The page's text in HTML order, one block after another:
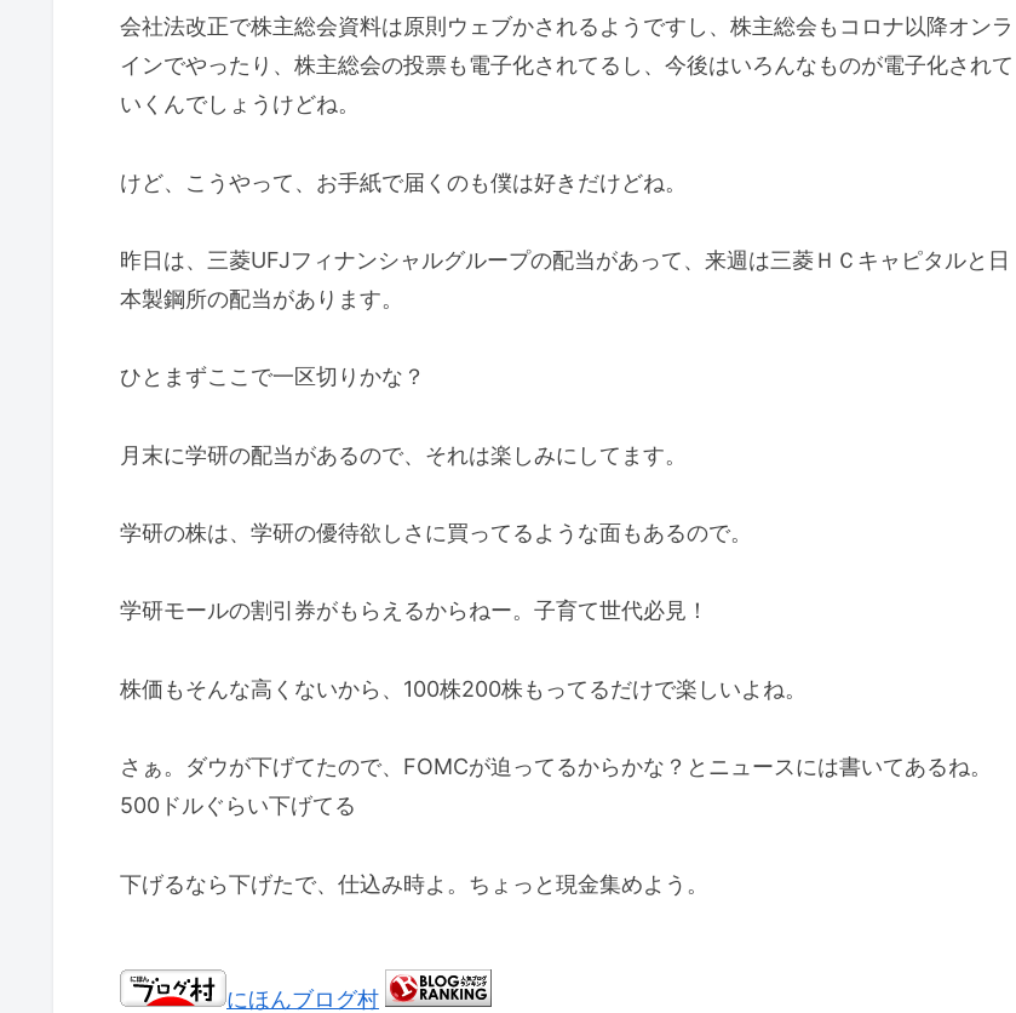
会社法改正で株主総会資料は原則ウェブかされるようですし、株主総会もコロナ以降オンラ
インでやったり、株主総会の投票も電子化されてるし、今後はいろんなものが電子化されて
いくんでしょうけどね。
けど、こうやって、お手紙で届くのも僕は好きだけどね。
昨日は、三菱UFJフィナンシャルグループの配当があって、来週は三菱ＨＣキャピタルと日
本製鋼所の配当があります。
ひとまずここで一区切りかな？
月末に学研の配当があるので、それは楽しみにしてます。
学研の株は、学研の優待欲しさに買ってるような面もあるので。
学研モールの割引券がもらえるからねー。子育て世代必見！
株価もそんな高くないから、100株200株もってるだけで楽しいよね。
さぁ。ダウが下げてたので、FOMCが迫ってるからかな？とニュースには書いてあるね。
500ドルぐらい下げてる
下げるなら下げたで、仕込み時よ。ちょっと現金集めよう。
にほんブログ村